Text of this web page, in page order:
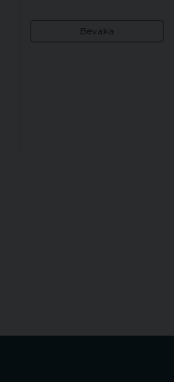
Bevaka
Mått
Bredd: 308 mm